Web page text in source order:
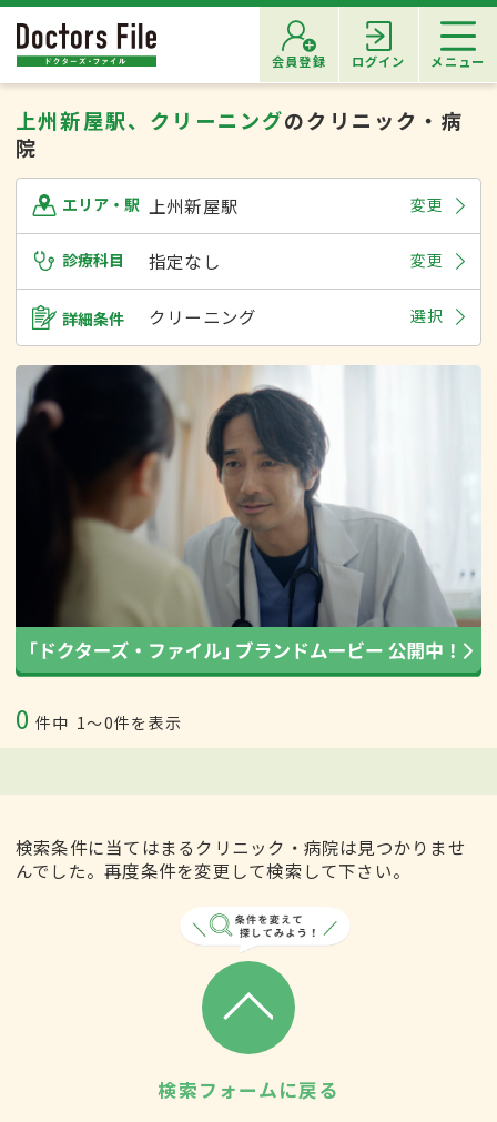
会員登録 ログイン メニュー
上州新屋駅、クリーニングのクリニック・病
院
エリア・駅 上州新屋駅 変更
診療科目 指定なし 変更
詳細条件 クリーニング 選択
0 件中 1〜0件を表示
検索条件に当てはまるクリニック・病院は見つかりませ
んでした。再度条件を変更して検索して下さい。
検索フォームに戻る